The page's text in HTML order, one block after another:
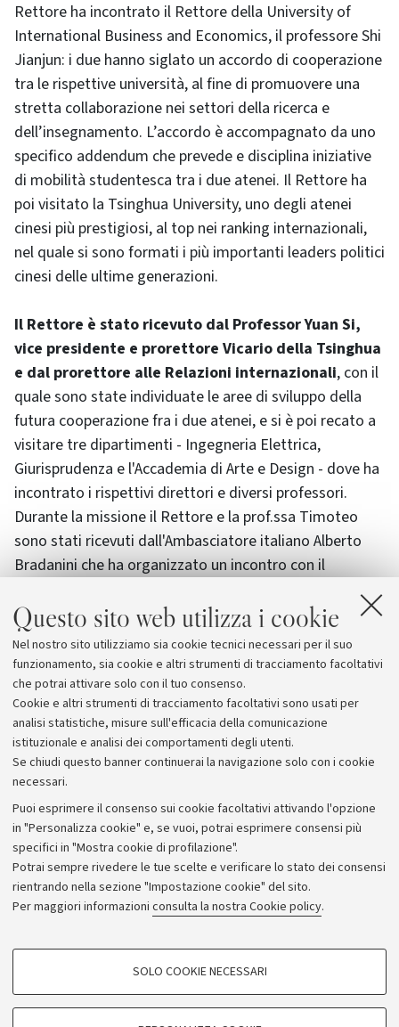
Questo sito web utilizza i cookie
Nel nostro sito utilizziamo sia cookie tecnici necessari per il suo
funzionamento, sia cookie e altri strumenti di tracciamento facoltativi
che potrai attivare solo con il tuo consenso.
Cookie e altri strumenti di tracciamento facoltativi sono usati per
analisi statistiche, misure sull'efficacia della comunicazione
istituzionale e analisi dei comportamenti degli utenti.
Se chiudi questo banner continuerai la navigazione solo con i cookie
necessari.
Puoi esprimere il consenso sui cookie facoltativi attivando l'opzione
in "Personalizza cookie" e, se vuoi, potrai esprimere consensi più
specifici in "Mostra cookie di profilazione".
Potrai sempre rivedere le tue scelte e verificare lo stato dei consensi
rientrando nella sezione "Impostazione cookie" del sito.
Per maggiori informazioni consulta la nostra Cookie policy.
COOKIE DI PROFILAZIONE - FACOLTATIVI
SOLO COOKIE NECESSARI
Rettore ha incontrato il Rettore della University of
International Business and Economics, il professore Shi
Jianjun: i due hanno siglato un accordo di cooperazione
tra le rispettive università, al fine di promuovere una
stretta collaborazione nei settori della ricerca e
dell’insegnamento. L’accordo è accompagnato da uno
specifico addendum che prevede e disciplina iniziative
di mobilità studentesca tra i due atenei. Il Rettore ha
poi visitato la Tsinghua University, uno degli atenei
cinesi più prestigiosi, al top nei ranking internazionali,
nel quale si sono formati i più importanti leaders politici
cinesi delle ultime generazioni.
Il Rettore è stato ricevuto dal Professor Yuan Si,
vice presidente e prorettore Vicario della Tsinghua
e dal prorettore alle Relazioni internazionali, con il
quale sono state individuate le aree di sviluppo della
futura cooperazione fra i due atenei, e si è poi recato a
visitare tre dipartimenti - Ingegneria Elettrica,
Giurisprudenza e l'Accademia di Arte e Design - dove ha
incontrato i rispettivi direttori e diversi professori.
Durante la missione il Rettore e la prof.ssa Timoteo
sono stati ricevuti dall'Ambasciatore italiano Alberto
Bradanini che ha organizzato un incontro con il
Political Science and Law - ateneo partner dell'Alma
Mater sui temi della sostenibilità ambientale - definito
da Time "eroe dell'ambiente" e fondatore del Centro
per l'assistenza alle vittime dell'inquinamento.
Archivio
Comunicati stampa
Redazione
Rassegna stampa